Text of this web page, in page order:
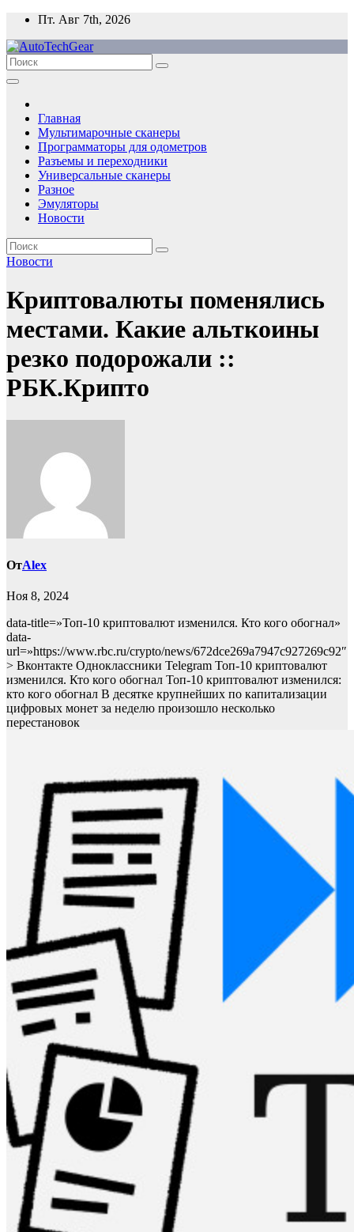
Перейти
содержимому
Пт. Авг 7th, 2026
Главная
Мультимарочные сканеры
Программаторы для одометров
Разъемы и переходники
Универсальные сканеры
Разное
Эмуляторы
Новости
Новости
Криптовалюты поменялись
местами. Какие альткоины
резко подорожали ::
РБК.Крипто
ОтAlex
Ноя 8, 2024
data-title=»Топ-10 криптовалют изменился. Кто кого обогнал»
data-
url=»https://www.rbc.ru/crypto/news/672dce269a7947c927269c92″
> Вконтакте Одноклассники Telegram Топ-10 криптовалют
изменился. Кто кого обогнал Топ-10 криптовалют изменился:
кто кого обогнал В десятке крупнейших по капитализации
цифровых монет за неделю произошло несколько
перестановок